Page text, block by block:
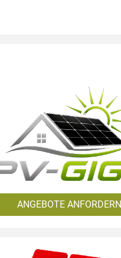
ANGEBOTE ANFORDERN